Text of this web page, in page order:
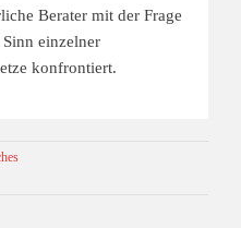
Berater mit der Frage
einzelner
konfrontiert.